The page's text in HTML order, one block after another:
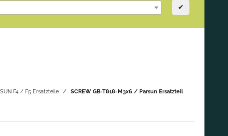
✔
F4 / F5 Ersatzteile SCREW GB-T818-M3x6 / Parsun Ersatzteil